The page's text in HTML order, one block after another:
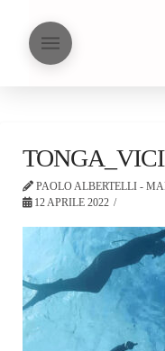
PAOLO ALBERTELLI -
12 APRILE 2022